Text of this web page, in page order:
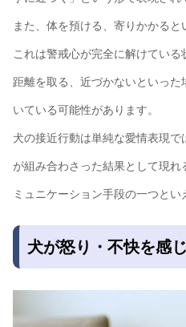
また、体を預ける、寄りかかると
これは警戒心が完全に解けている
距離を取る、近づかないといっ
いている可能性があります。
犬の接近行動は単純な愛情表現で
が組み合わさった結果として現
ミュニケーション手段の一つとい
犬が怒り・不快を感